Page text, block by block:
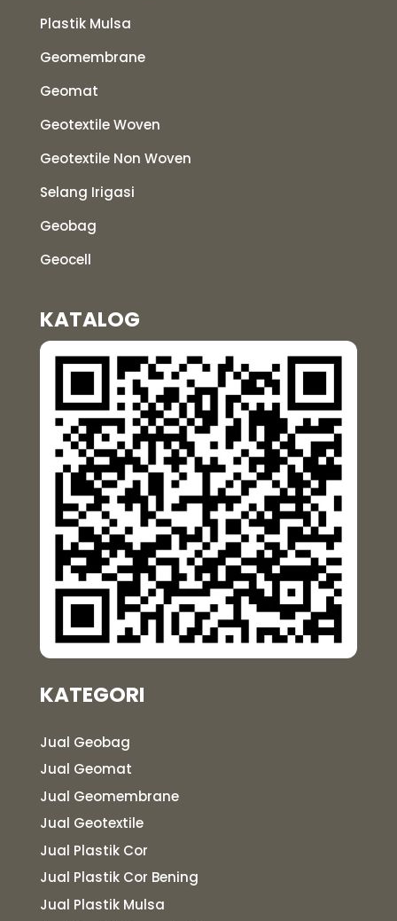
Plastik Mulsa
Geomembrane
Geomat
Geotextile Woven
Geotextile Non Woven
Selang Irigasi
Geobag
Geocell
KATALOG
KATEGORI
Jual Geobag
Jual Geomat
Jual Geomembrane
Jual Geotextile
Jual Plastik Cor
Jual Plastik Cor Bening
Jual Plastik Mulsa